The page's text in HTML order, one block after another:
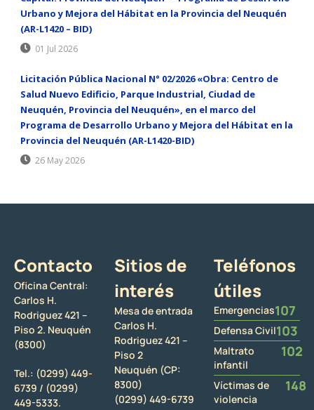
Urbano y Mejora del Hábitat en la Provincia del Neuquén
(AR-L1420 – BID)
01 Jul 2026
Licitación Pública Nacional N° 02/2026 «Obra: Centro de
Salud Nuevo Edificio, Parque Industrial, Ciudad de
Neuquén, Provincia del Neuquén», en el marco del
Programa de Desarrollo Urbano y Mejora del Hábitat en la
Provincia del Neuquén (AR-L1420-BID)
26 May 2026
Contacto
Oficina Central:
Carlos H.
Rodriguez 421 –
Piso 2. Neuquén
(8300)
Tel.: (0299) 449-
6739 / (0299)
449-5333.
Sitios de
interés
Mesa de entrada
Carlos H.
Rodriguez 421 –
Piso 2
Neuquén (CP:
8300)
(0299) 449-6739
Teléfonos
útiles
Emergencias107
Defensa Civil103
Maltrato
infantil
102
Víctimas de
violencia
148